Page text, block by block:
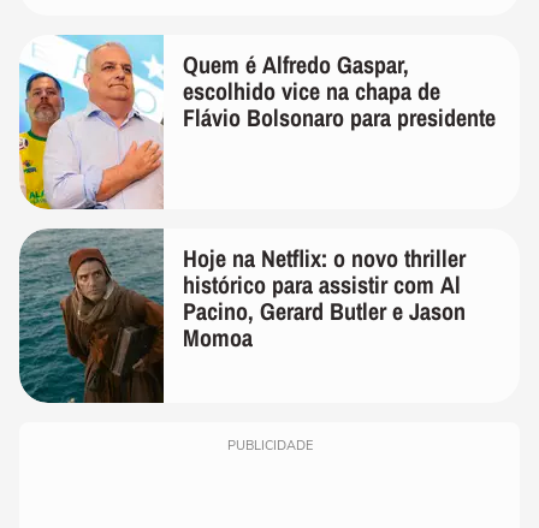
Quem é Alfredo Gaspar,
escolhido vice na chapa de
Flávio Bolsonaro para presidente
Hoje na Netflix: o novo thriller
histórico para assistir com Al
Pacino, Gerard Butler e Jason
Momoa
PUBLICIDADE